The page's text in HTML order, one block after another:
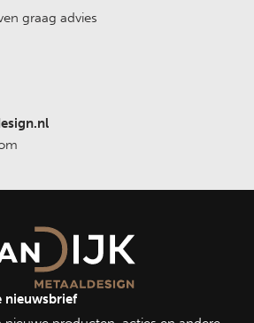
en zorgen ze voor een
isolatie. Dit helpt niet alleen om
handhaven, ongeacht de
zijn onze stalramen duurzaam,
weersomstandigheden en
ontwerp:Onze geïsoleerde
de karakteristieke charme van
terwijl ze modern comfort en
graag advies
nieuwsbrief